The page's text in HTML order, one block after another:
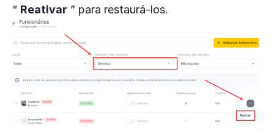
“ Reativar ” para restaurá-los.